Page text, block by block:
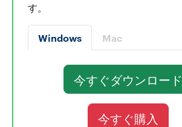
す。
Windows Mac
今すぐダウンロード
今すぐ購入